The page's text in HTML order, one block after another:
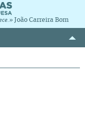
João Carreira Bom